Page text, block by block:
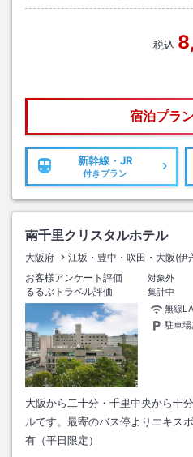
税込
宿泊プラ
新幹線・JR
付きプラン
南千里クリスタルホテル
大阪府 江坂・豊中・吹田・大阪(伊
お客様アンケート評価
対象外
るるぶトラベル評価
集計中
無線
駐車場
大阪から二十分・千里中央から十
ルです。最寄のバス停よりエキス
有（平日限定）